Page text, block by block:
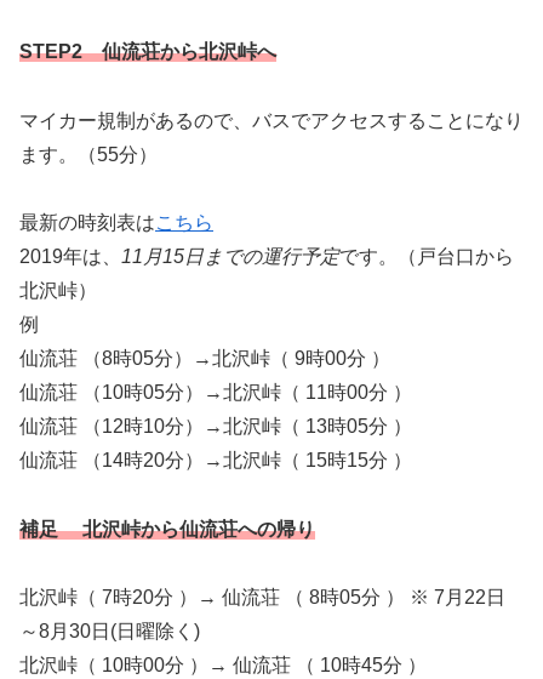
STEP2 仙流荘から北沢峠へ
マイカー規制があるので、バスでアクセスすることになり
ます。（55分）
最新の時刻表はこちら
2019年は、 11月15日までの運行予定です。（戸台口から
北沢峠）
例
仙流荘 （8時05分）→北沢峠（ 9時00分 ）
仙流荘 （10時05分）→北沢峠（ 11時00分 ）
仙流荘 （12時10分）→北沢峠（ 13時05分 ）
仙流荘 （14時20分）→北沢峠（ 15時15分 ）
補足 北沢峠から仙流荘への帰り
北沢峠（ 7時20分 ）→ 仙流荘 （ 8時05分 ） ※ 7月22日
～8月30日(日曜除く)
北沢峠（ 10時00分 ）→ 仙流荘 （ 10時45分 ）